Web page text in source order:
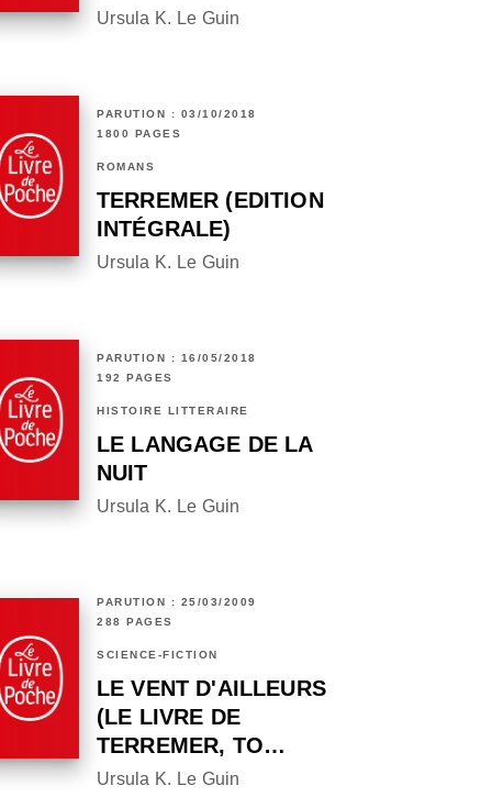
Ursula K. Le Guin
PARUTION : 03/10/2018
1800 PAGES
ROMANS
TERREMER (EDITION
INTÉGRALE)
Ursula K. Le Guin
PARUTION : 16/05/2018
192 PAGES
HISTOIRE LITTÉRAIRE
LE LANGAGE DE LA
NUIT
Ursula K. Le Guin
PARUTION : 25/03/2009
288 PAGES
SCIENCE-FICTION
LE VENT D'AILLEURS
(LE LIVRE DE
TERREMER, TO…
Ursula K. Le Guin